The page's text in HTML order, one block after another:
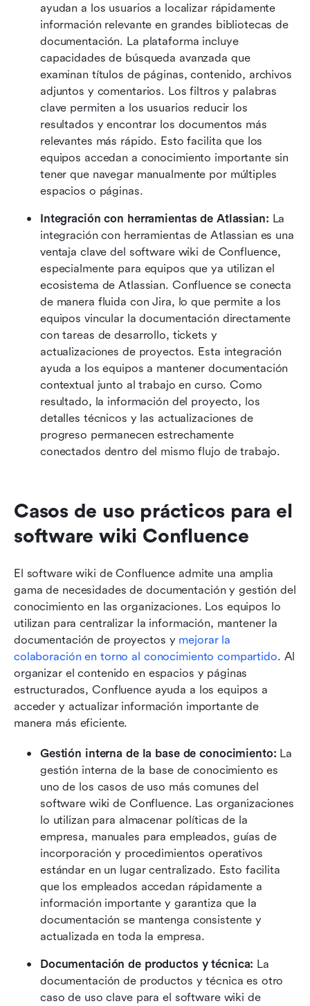
ayudan a los usuarios a localizar rápidamente
información relevante en grandes bibliotecas de
documentación. La plataforma incluye
capacidades de búsqueda avanzada que
examinan títulos de páginas, contenido, archivos
adjuntos y comentarios. Los filtros y palabras
clave permiten a los usuarios reducir los
resultados y encontrar los documentos más
relevantes más rápido. Esto facilita que los
equipos accedan a conocimiento importante sin
tener que navegar manualmente por múltiples
espacios o páginas.
Integración con herramientas de Atlassian: La
integración con herramientas de Atlassian es una
ventaja clave del software wiki de Confluence,
especialmente para equipos que ya utilizan el
ecosistema de Atlassian. Confluence se conecta
de manera fluida con Jira, lo que permite a los
equipos vincular la documentación directamente
con tareas de desarrollo, tickets y
actualizaciones de proyectos. Esta integración
ayuda a los equipos a mantener documentación
contextual junto al trabajo en curso. Como
resultado, la información del proyecto, los
detalles técnicos y las actualizaciones de
progreso permanecen estrechamente
conectados dentro del mismo flujo de trabajo.
Casos de uso prácticos para el
software wiki Confluence
El software wiki de Confluence admite una amplia
gama de necesidades de documentación y gestión del
conocimiento en las organizaciones. Los equipos lo
utilizan para centralizar la información, mantener la
documentación de proyectos y mejorar la
colaboración en torno al conocimiento compartido. Al
organizar el contenido en espacios y páginas
estructurados, Confluence ayuda a los equipos a
acceder y actualizar información importante de
manera más eficiente.
Gestión interna de la base de conocimiento: La
gestión interna de la base de conocimiento es
uno de los casos de uso más comunes del
software wiki de Confluence. Las organizaciones
lo utilizan para almacenar políticas de la
empresa, manuales para empleados, guías de
incorporación y procedimientos operativos
estándar en un lugar centralizado. Esto facilita
que los empleados accedan rápidamente a
información importante y garantiza que la
documentación se mantenga consistente y
actualizada en toda la empresa.
Documentación de productos y técnica: La
documentación de productos y técnica es otro
caso de uso clave para el software wiki de